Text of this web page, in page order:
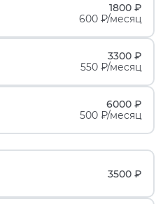
1800 ₽
600 ₽/месяц
3300 ₽
550 ₽/месяц
6000 ₽
500 ₽/месяц
3500 ₽